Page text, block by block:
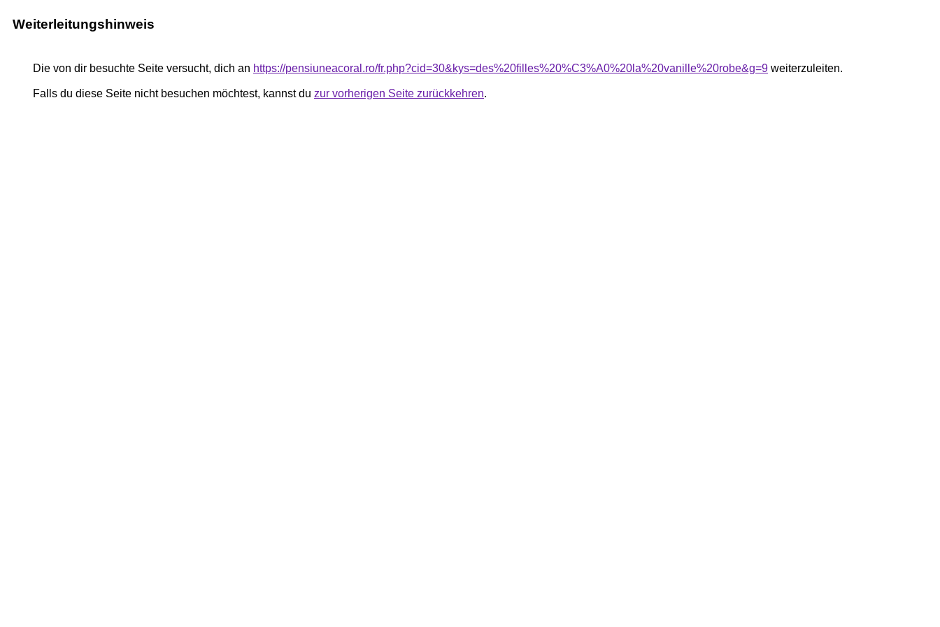
Weiterleitungshinweis
Die von dir besuchte Seite versucht, dich an https://pensiuneacoral.ro/fr.php?cid=30&kys=des%20filles%20%C3%A0%20la%20vanille%20robe&g=9 weiterzuleiten.
Falls du diese Seite nicht besuchen möchtest, kannst du zur vorherigen Seite zurückkehren.